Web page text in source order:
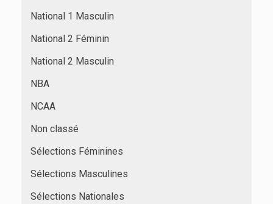
National 1 Masculin
National 2 Féminin
National 2 Masculin
NBA
NCAA
Non classé
Sélections Féminines
Sélections Masculines
Sélections Nationales